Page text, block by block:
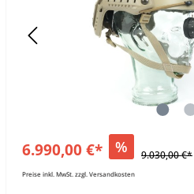
6.990,00 €* % 9.030,00 €*
Preise inkl. MwSt. zzgl. Versandkosten